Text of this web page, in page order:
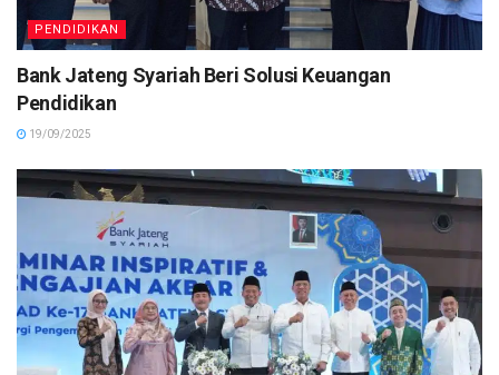
PENDIDIKAN
Bank Jateng Syariah Beri Solusi Keuangan
Pendidikan
19/09/2025